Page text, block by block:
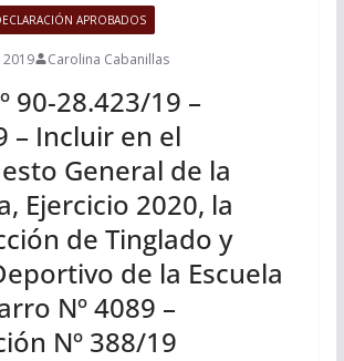
APROBADOS
Carolina Cabanillas
90-28.423/19 –
– Incluir en el
General de la
Ejercicio 2020, la
de Tinglado y
de la Escuela
Nº 4089 –
Nº 388/19